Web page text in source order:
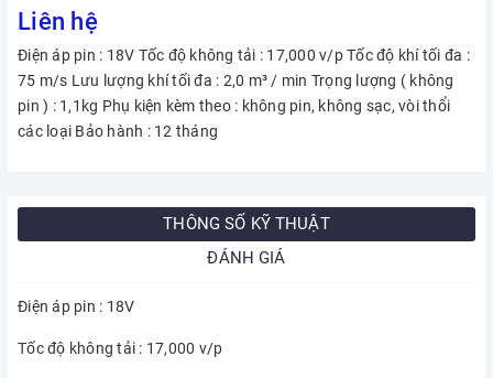
Liên hệ
Điện áp pin : 18V Tốc độ không tải : 17,000 v/p Tốc độ khí tối đa :
75 m/s Lưu lượng khí tối đa : 2,0 m³ / min Trọng lượng ( không
pin ) : 1,1kg Phụ kiện kèm theo : không pin, không sạc, vòi thổi
các loại Bảo hành : 12 tháng
THÔNG SỐ KỸ THUẬT
ĐÁNH GIÁ
Điện áp pin : 18V
Tốc độ không tải : 17,000 v/p